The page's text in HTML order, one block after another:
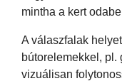
mintha a kert
A válaszfalak
bútorelemekkel, pl.
vizuálisan